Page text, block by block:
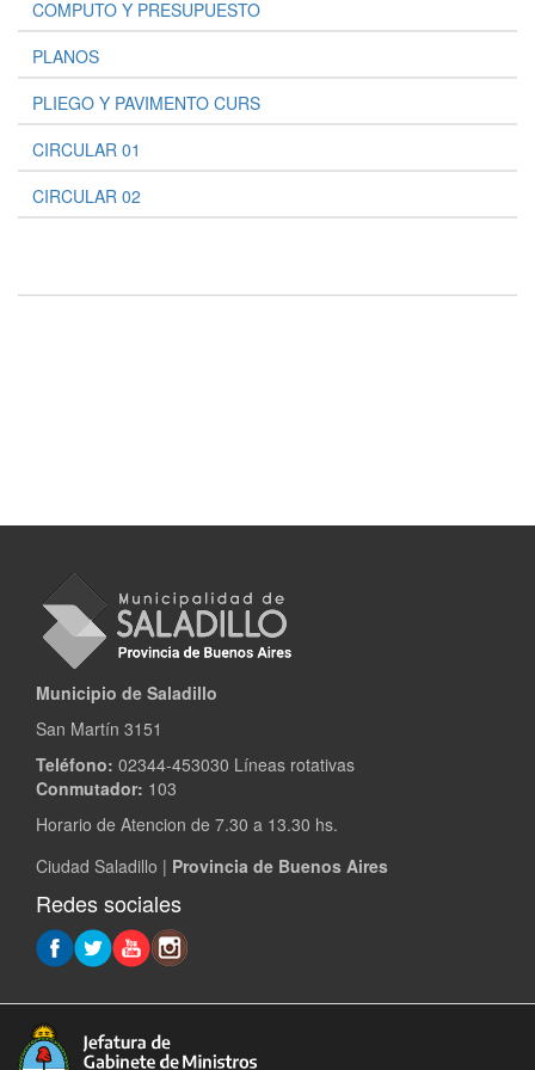
COMPUTO Y PRESUPUESTO
PLANOS
PLIEGO Y PAVIMENTO CURS
CIRCULAR 01
CIRCULAR 02
Municipio de Saladillo
San Martín 3151
Teléfono: 02344-453030 Líneas rotativas
Conmutador: 103
Horario de Atencion de 7.30 a 13.30 hs.
Ciudad Saladillo | Provincia de Buenos Aires
Redes sociales